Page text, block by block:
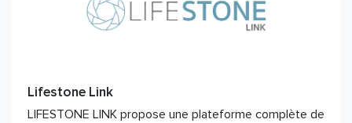
Lifestone Link
LIFESTONE LINK propose une plateforme complète de